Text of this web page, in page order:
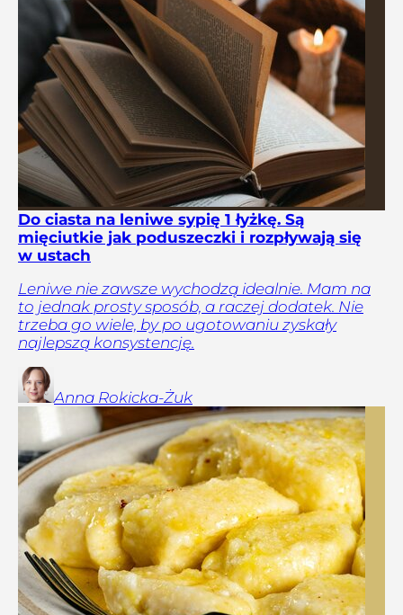
Do ciasta na leniwe sypię 1 łyżkę. Są
mięciutkie jak poduszeczki i rozpływają się
w ustach
Leniwe nie zawsze wychodzą idealnie. Mam na
to jednak prosty sposób, a raczej dodatek. Nie
trzeba go wiele, by po ugotowaniu zyskały
najlepszą konsystencję.
Anna Rokicka-Żuk